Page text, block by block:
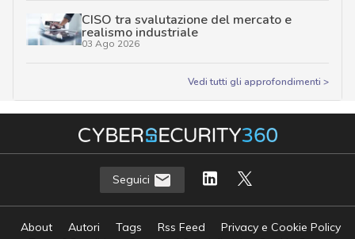
CISO tra svalutazione del mercato e
realismo industriale
03 Ago 2026
Vedi tutti gli approfondimenti >
Seguici
About Autori Tags Rss Feed
Privacy e Cookie Policy